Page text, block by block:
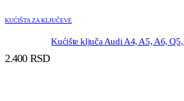
KUĆIŠTA ZA KLJUČEVE
Kućište ključa Audi A4, A5, A6, Q5,
2.400 RSD